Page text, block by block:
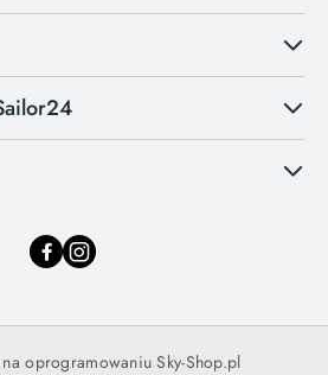
oprogramowaniu Sky-Shop.pl